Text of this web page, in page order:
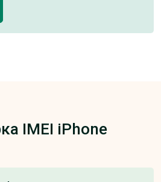
IMEI iPhone